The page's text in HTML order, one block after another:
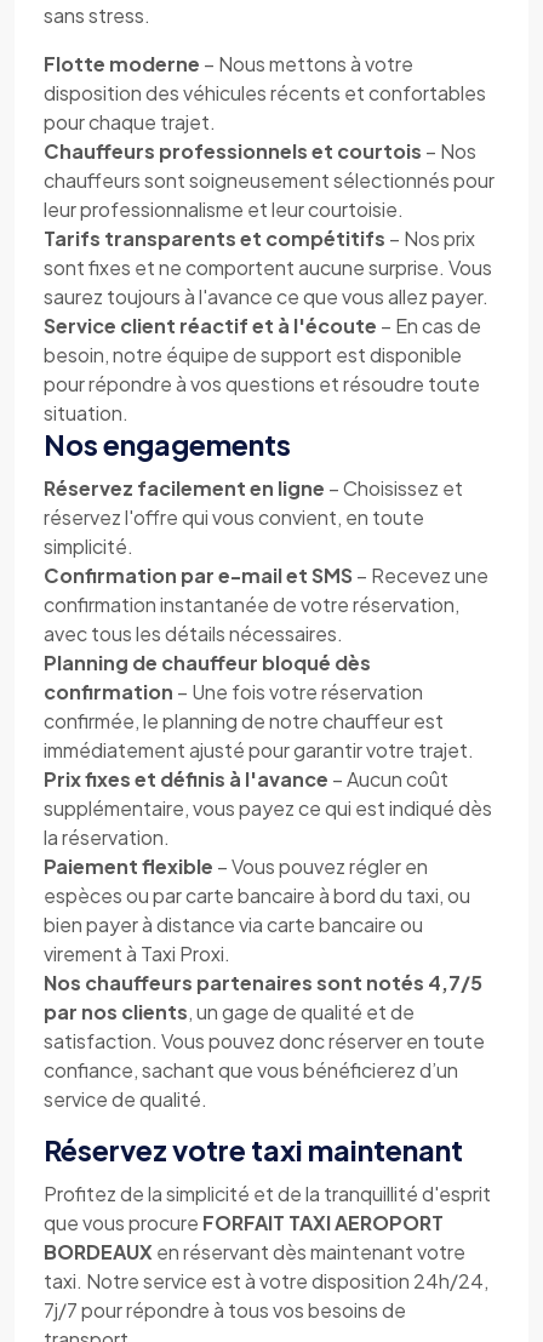
sans stress.
Flotte moderne – Nous mettons à votre
disposition des véhicules récents et confortables
pour chaque trajet.
Chauffeurs professionnels et courtois – Nos
chauffeurs sont soigneusement sélectionnés pour
leur professionnalisme et leur courtoisie.
Tarifs transparents et compétitifs – Nos prix
sont fixes et ne comportent aucune surprise. Vous
saurez toujours à l'avance ce que vous allez payer.
Service client réactif et à l'écoute – En cas de
besoin, notre équipe de support est disponible
pour répondre à vos questions et résoudre toute
situation.
Nos engagements
Réservez facilement en ligne – Choisissez et
réservez l'offre qui vous convient, en toute
simplicité.
Confirmation par e-mail et SMS – Recevez une
confirmation instantanée de votre réservation,
avec tous les détails nécessaires.
Planning de chauffeur bloqué dès
confirmation – Une fois votre réservation
confirmée, le planning de notre chauffeur est
immédiatement ajusté pour garantir votre trajet.
Prix fixes et définis à l'avance – Aucun coût
supplémentaire, vous payez ce qui est indiqué dès
la réservation.
Paiement flexible – Vous pouvez régler en
espèces ou par carte bancaire à bord du taxi, ou
bien payer à distance via carte bancaire ou
virement à Taxi Proxi.
Nos chauffeurs partenaires sont notés 4,7/5
par nos clients, un gage de qualité et de
satisfaction. Vous pouvez donc réserver en toute
confiance, sachant que vous bénéficierez d’un
service de qualité.
Réservez votre taxi maintenant
Profitez de la simplicité et de la tranquillité d'esprit
que vous procure FORFAIT TAXI AEROPORT
BORDEAUX en réservant dès maintenant votre
taxi. Notre service est à votre disposition 24h/24,
7j/7 pour répondre à tous vos besoins de